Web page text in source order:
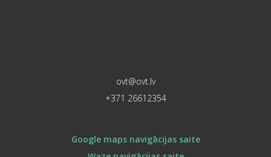
ovt@ovt.lv
+371 26612354
Google maps navigācijas saite